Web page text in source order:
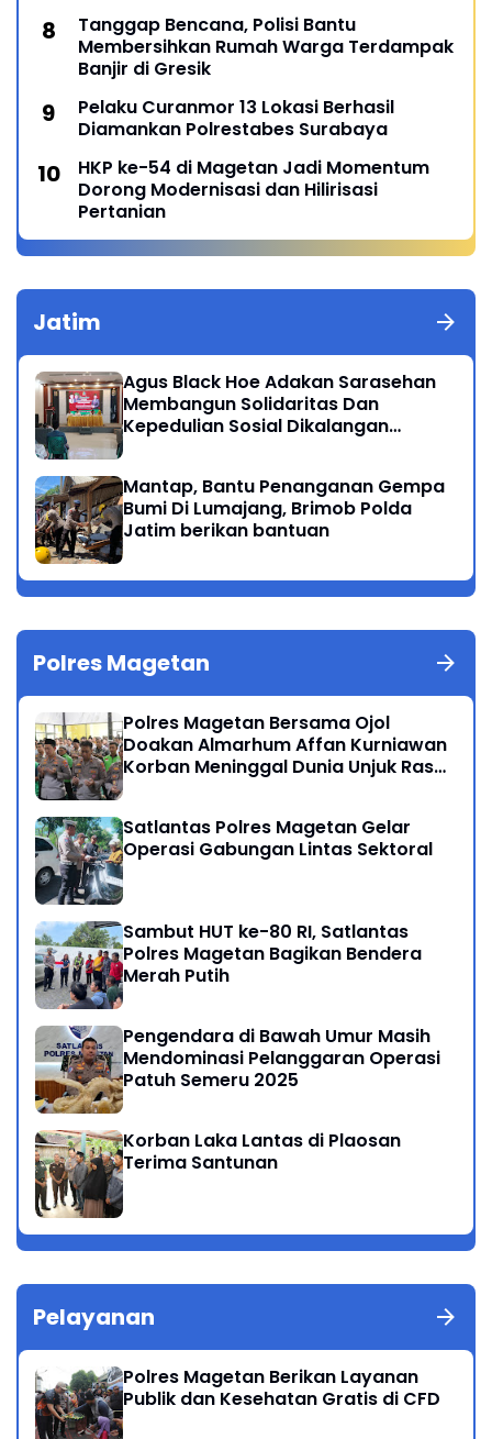
Tanggap Bencana, Polisi Bantu
Membersihkan Rumah Warga Terdampak
Banjir di Gresik
Pelaku Curanmor 13 Lokasi Berhasil
Diamankan Polrestabes Surabaya
HKP ke-54 di Magetan Jadi Momentum
Dorong Modernisasi dan Hilirisasi
Pertanian
Jatim
Agus Black Hoe Adakan Sarasehan
Membangun Solidaritas Dan
Kepedulian Sosial Dikalangan
Mantap, Bantu Penanganan Gempa
Bumi Di Lumajang, Brimob Polda
Jatim berikan bantuan
Polres Magetan
Polres Magetan Bersama Ojol
Doakan Almarhum Affan Kurniawan
Korban Meninggal Dunia Unjuk Rasa
Satlantas Polres Magetan Gelar
Operasi Gabungan Lintas Sektoral
Sambut HUT ke-80 RI, Satlantas
Polres Magetan Bagikan Bendera
Merah Putih
Pengendara di Bawah Umur Masih
Mendominasi Pelanggaran Operasi
Patuh Semeru 2025
Korban Laka Lantas di Plaosan
Terima Santunan
Pelayanan
Polres Magetan Berikan Layanan
Publik dan Kesehatan Gratis di CFD